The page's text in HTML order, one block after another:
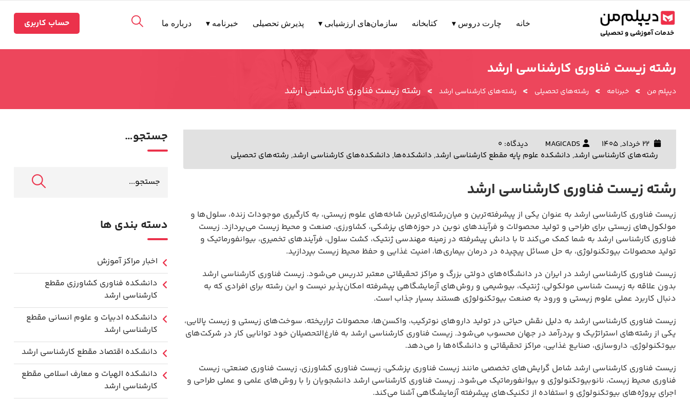
محتوا
خانه چارت دروس ▾ کتابخانه سازمان‌های ارزشیابی ▾ پذیرش تحصیلی خبرنامه ▾ درباره ما حساب کاربری
رشته زیست فناوری کارشناسی ارشد
دیپلم من > خبرنامه > رشته‌های تحصیلی > رشته‌های کارشناسی ارشد > رشته زیست فناوری کارشناسی ارشد
MAGICADS
دیدگاه: 0
رشته‌های کارشناسی ارشد, دانشکده علوم پایه مقطع کارشناسی ارشد, دانشکده‌ها, دانشکده‌های کارشناسی ارشد, رشته‌های تحصیلی
رشته زیست فناوری کارشناسی ارشد
زیست فناوری کارشناسی ارشد به عنوان یکی از پیشرفته‌ترین و میان‌رشته‌ای‌ترین شاخه‌های علوم زیستی، به کارگیری موجودات زنده، سلول‌ها و
مولکول‌های زیستی برای طراحی و تولید محصولات و فرآیندهای نوین در حوزه‌های پزشکی، کشاورزی، صنعت و محیط زیست می‌پردازد. زیست
فناوری کارشناسی ارشد به شما کمک می‌کند تا با دانش پیشرفته در زمینه مهندسی ژنتیک، کشت سلول، فرآیندهای تخمیری، بیوانفورماتیک و
تولید محصولات بیوتکنولوژی، به حل مسائل پیچیده در درمان بیماری‌ها، امنیت غذایی و حفظ محیط زیست بپردازید.
زیست فناوری کارشناسی ارشد در ایران در دانشگاه‌های دولتی بزرگ و مراکز تحقیقاتی معتبر تدریس می‌شود. زیست فناوری کارشناسی ارشد
بدون علاقه به زیست شناسی مولکولی، ژنتیک، بیوشیمی و روش‌های آزمایشگاهی پیشرفته امکان‌پذیر نیست و این رشته برای افرادی که به
دنبال کاربرد عملی علوم زیستی و ورود به صنعت بیوتکنولوژی هستند بسیار جذاب است.
زیست فناوری کارشناسی ارشد به دلیل نقش حیاتی در تولید داروهای نوترکیب، واکسن‌ها، محصولات تراریخته، سوخت‌های زیستی و زیست پالایی،
یکی از رشته‌های استراتژیک و پردرآمد در جهان محسوب می‌شود. زیست فناوری کارشناسی ارشد به فارغ‌التحصیلان خود توانایی کار در شرکت‌های
بیوتکنولوژی، داروسازی، صنایع غذایی، مراکز تحقیقاتی و دانشگاه‌ها را می‌دهد.
زیست فناوری کارشناسی ارشد شامل گرایش‌های تخصصی مانند زیست فناوری پزشکی، زیست فناوری کشاورزی، زیست فناوری صنعتی، زیست
فناوری محیط زیست، نانوبیوتکنولوژی و بیوانفورماتیک می‌شود. زیست فناوری کارشناسی ارشد دانشجویان را با روش‌های علمی و عملی طراحی و
اجرای پروژه‌های بیوتکنولوژی و استفاده از تکنیک‌های پیشرفته آزمایشگاهی آشنا می‌کند.
جستجو…
دسته بندی ها
اخبار مراکز آموزش
دانشكده فناوري كشاورزی مقطع
کارشناسی ارشد
دانشکده ادبیات و علوم انسانی مقطع
کارشناسی ارشد
دانشکده اقتصاد مقطع کارشناسی ارشد
دانشکده الهیات و معارف اسلامی مقطع
کارشناسی ارشد